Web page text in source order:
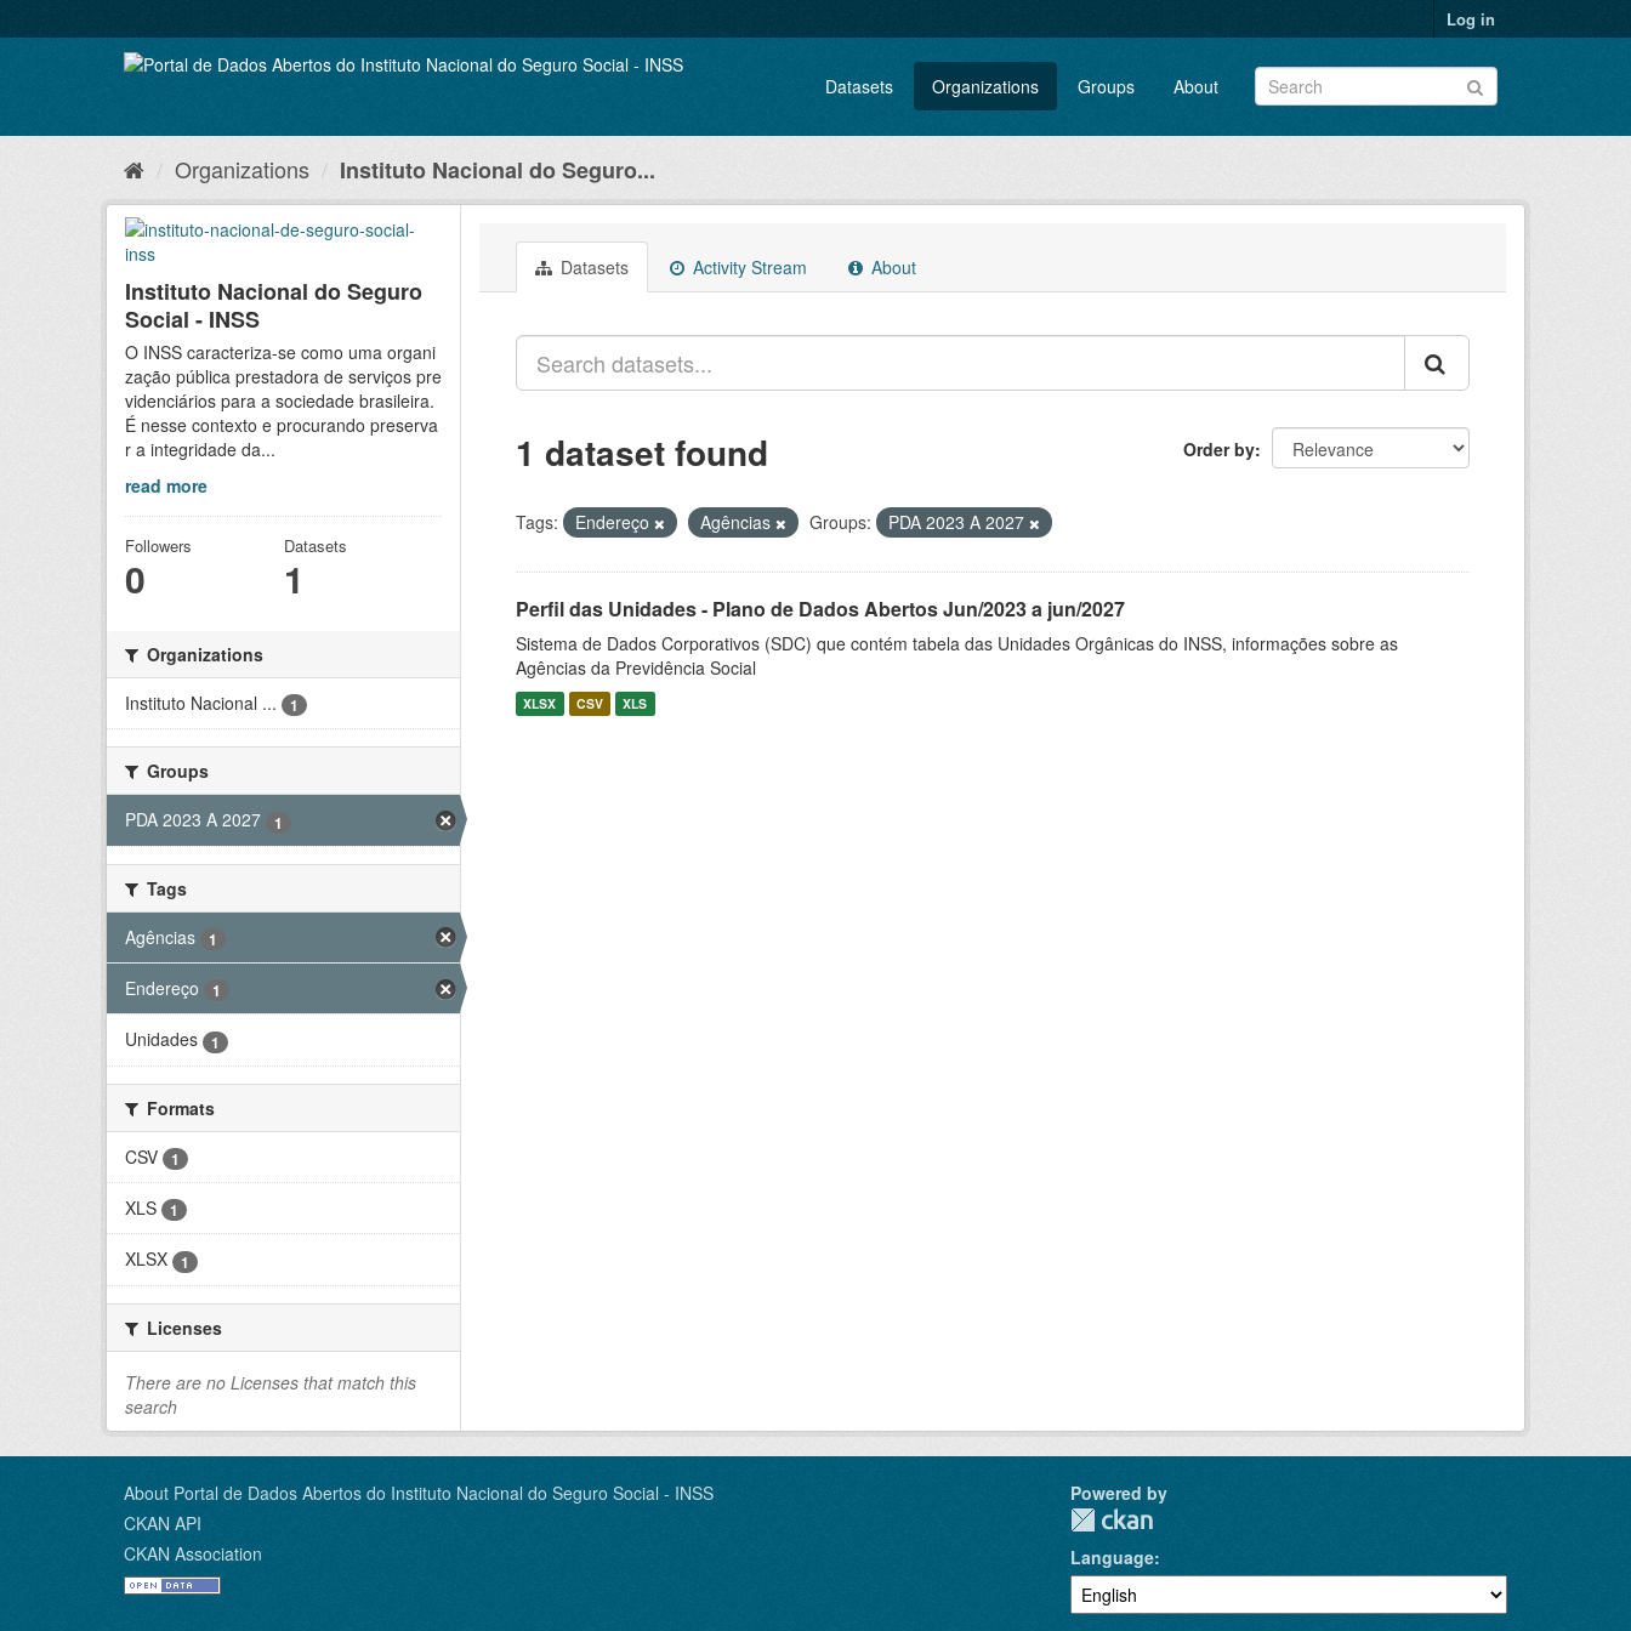
to
Log in
Datasets Organizations Groups About
Organizations Instituto Nacional do Seguro...
Instituto Nacional do Seguro
Social - INSS
O INSS caracteriza-se como uma organi
zação pública prestadora de serviços pre
videnciários para a sociedade brasileira.
É nesse contexto e procurando preserva
r a integridade da...
read more
Followers
0
Datasets
1
Organizations
Instituto Nacional ...
1
Groups
PDA 2023 A 2027
1
Tags
Agências
1
Endereço 1
Unidades 1
Formats
CSV
1
XLS 1
XLSX 1
Licenses
There are no Licenses that match this
search
Datasets Activity Stream About
Order by
1 dataset found
Tags: Endereço Agências Groups: PDA 2023 A 2027
Perfil das Unidades - Plano de Dados Abertos Jun/2023 a jun/2027
Sistema de Dados Corporativos (SDC) que contém tabela das Unidades Orgânicas do INSS, informações sobre as
Agências da Previdência Social
XLSX CSV XLS
About Portal de Dados Abertos do Instituto Nacional do Seguro Social - INSS
CKAN API
CKAN Association
Powered by
Language